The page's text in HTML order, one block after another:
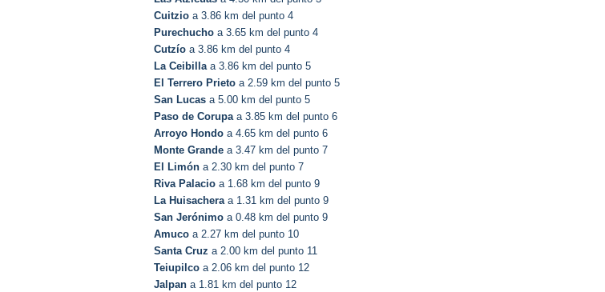
Cuitzio a 3.86 km del punto 4
Purechucho a 3.65 km del punto 4
Cutzío a 3.86 km del punto 4
La Ceibillaa 3.86 km del punto 5
El Terrero Prieto a 2.59 km del punto 5
San Lucas a 5.00 km del punto 5
Paso de Corupaa 3.85 km del punto 6
Arroyo Hondo a 4.65 km del punto 6
Monte Grande a 3.47 km del punto 7
El Limón a 2.30 km del punto 7
Riva Palacio a 1.68 km del punto 9
La Huisacheraa 1.31 km del punto 9
San Jerónimo a 0.48 km del punto 9
Amuco a 2.27 km del punto 10
Santa Cruz a 2.00 km del punto 11
Teiupilco a 2.06 km del punto 12
Jalpan a 1.81 km del punto 12